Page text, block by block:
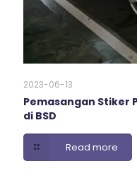
2023-06-13
Pemasangan Stiker
di BSD
Read more